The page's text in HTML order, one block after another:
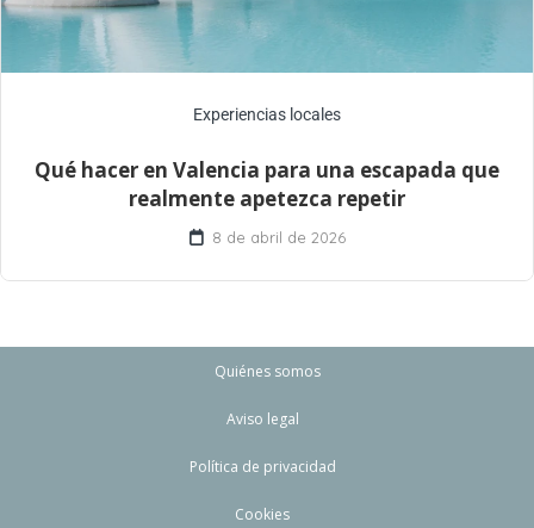
Experiencias locales
Qué hacer en Valencia para una escapada que
realmente apetezca repetir
8 de abril de 2026
Quiénes somos
Aviso legal
Política de privacidad
Cookies